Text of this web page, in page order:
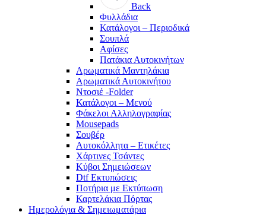
Back
Φυλλάδια
Κατάλογοι – Περιοδικά
Σουπλά
Αφίσες
Πατάκια Αυτοκινήτων
Αρωματικά Μαντηλάκια
Αρωματικά Αυτοκινήτου
Ντοσιέ -Folder
Κατάλογοι – Μενού
Φάκελοι Αλληλογραφίας
Mousepads
Σουβέρ
Αυτοκόλλητα – Ετικέτες
Χάρτινες Τσάντες
Κύβοι Σημειώσεων
Dtf Εκτυπώσεις
Ποτήρια με Εκτύπωση
Καρτελάκια Πόρτας
Ημερολόγια & Σημειωματάρια